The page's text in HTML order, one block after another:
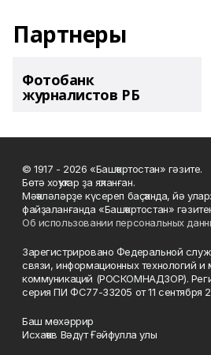
Партнеры
Фотобанк
журналистов РБ
© 1917 - 2026 «Башҡортостан» гәзите.
Бөтә хоҡуҡтар ҙа яҡланған.
Мәҡәләләрҙе күсереп баҫҡанда, йә
файҙаланғанда «Башҡортостан»
Об использовании персональных
Зарегистрировано Федеральной
связи, информационных технологий и
коммуникаций (РОСКОМНАДЗОР).
серия ПИ ФС77-33205 от 11 сентября
Баш мөхәррир
Исхаҡов Вәдүт Ғәйфулла улы